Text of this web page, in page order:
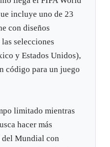
incluye uno de 23
con diseños
selecciones
y Estados Unidos),
código para un juego
limitado mientras
hacer más
del Mundial con